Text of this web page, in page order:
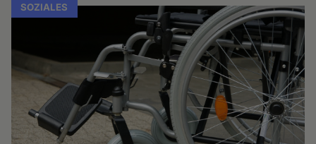
SOZIALES